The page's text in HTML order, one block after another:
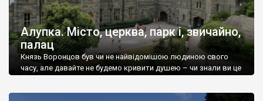
Алупка. Місто, церква, парк і, звичайно,
палац
Князь Воронцов був чи не найвідомішою людиною свого
часу, але давайте не будемо кривити душею – чи знали ви це